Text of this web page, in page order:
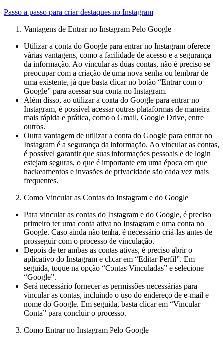
Passo a passo para criar destaques no Instagram
Vantagens de Entrar no Instagram Pelo Google
Utilizar a conta do Google para entrar no Instagram oferece
várias vantagens, como a facilidade de acesso e a segurança
da informação. Ao vincular as duas contas, não é preciso se
preocupar com a criação de uma nova senha ou lembrar de
uma existente, já que basta clicar no botão “Entrar com o
Google” para acessar sua conta no Instagram.
Além disso, ao utilizar a conta do Google para entrar no
Instagram, é possível acessar outras plataformas de maneira
mais rápida e prática, como o Gmail, Google Drive, entre
outros.
Outra vantagem de utilizar a conta do Google para entrar no
Instagram é a segurança da informação. Ao vincular as contas,
é possível garantir que suas informações pessoais e de login
estejam seguras, o que é importante em uma época em que
hackeamentos e invasões de privacidade são cada vez mais
frequentes.
Como Vincular as Contas do Instagram e do Google
Para vincular as contas do Instagram e do Google, é preciso
primeiro ter uma conta ativa no Instagram e uma conta no
Google. Caso ainda não tenha, é necessário criá-las antes de
prosseguir com o processo de vinculação.
Depois de ter ambas as contas ativas, é preciso abrir o
aplicativo do Instagram e clicar em “Editar Perfil”. Em
seguida, toque na opção “Contas Vinculadas” e selecione
“Google”.
Será necessário fornecer as permissões necessárias para
vincular as contas, incluindo o uso do endereço de e-mail e
nome do Google. Em seguida, basta clicar em “Vincular
Conta” para concluir o processo.
Como Entrar no Instagram Pelo Google